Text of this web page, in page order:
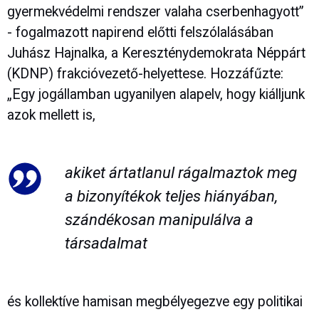
gyermekvédelmi rendszer valaha cserbenhagyott”
- fogalmazott napirend előtti felszólalásában
Juhász Hajnalka, a Kereszténydemokrata Néppárt
(KDNP) frakcióvezető-helyettese. Hozzáfűzte:
„Egy jogállamban ugyanilyen alapelv, hogy kiálljunk
azok mellett is,
akiket ártatlanul rágalmaztok meg
a bizonyítékok teljes hiányában,
szándékosan manipulálva a
társadalmat
és kollektíve hamisan megbélyegezve egy politikai